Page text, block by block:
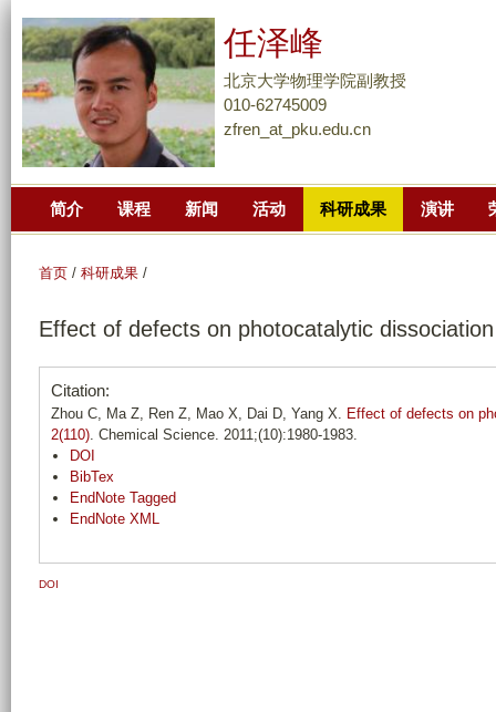
主
分
任泽峰
北京大学物理学院副教授
010-62745009
zfren_at_pku.edu.cn
简介 课程 新闻 活动 科研成果 演讲
首页 / 科研成果 /
Effect of defects on photocatalytic
Citation:
Zhou C, Ma Z, Ren Z, Mao X, Dai D, Yang X. Effect of defects on
2(110). Chemical Science. 2011;(10):1980-1983.
DOI
BibTex
EndNote Tagged
EndNote XML
DOI